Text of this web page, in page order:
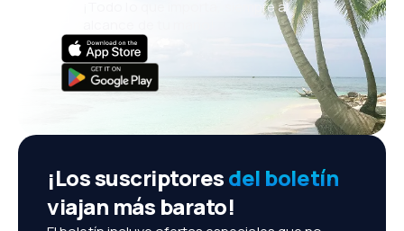
¡Todo lo que importa, siempre al
¡Los suscriptoresdel boletín
viajan más barato!